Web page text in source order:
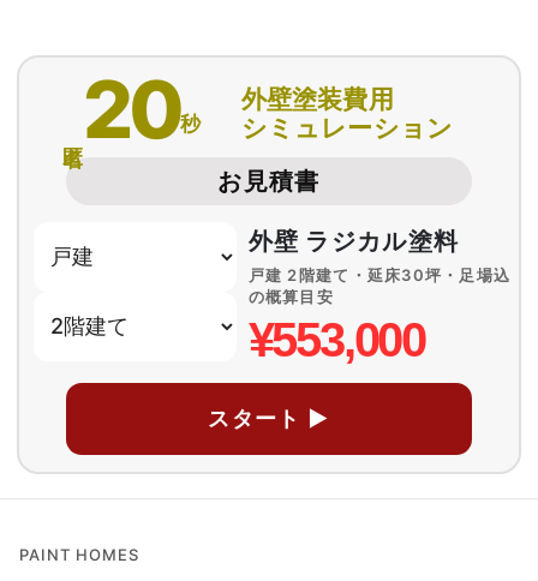
20秒
外壁塗装費用
シミュレーション
お見積書
外壁 ラジカル塗料
戸建 2階建て・延床30坪・足場込
の概算目安
¥553,000
スタート ▶
PAINT HOMES